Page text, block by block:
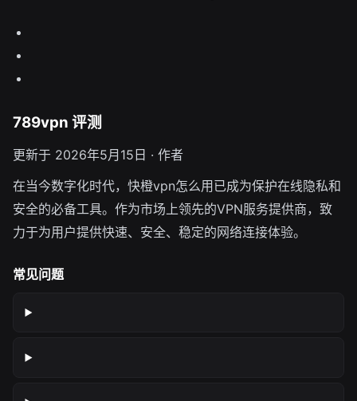
789vpn 评测
更新于 2026年5月15日 · 作者
在当今数字化时代，快橙vpn怎么用已成为保护在线隐私和
安全的必备工具。作为市场上领先的VPN服务提供商，致
力于为用户提供快速、安全、稳定的网络连接体验。
常见问题